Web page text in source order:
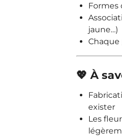
Formes
jaune…)
Chaque
💖 À
exister
Les